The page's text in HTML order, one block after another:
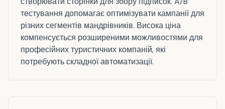
тестування допомагає оптимізувати кампанії для
різних сегментів мандрівників. Висока ціна
компенсується розширеними можливостями для
професійних туристичних компаній, які
потребують складної автоматизації.